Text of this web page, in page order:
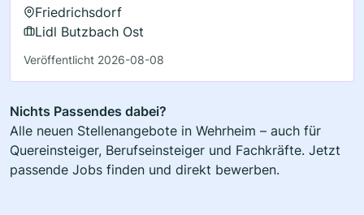
Friedrichsdorf
Lidl Butzbach Ost
Veröffentlicht 2026-08-08
Nichts Passendes dabei?
Alle neuen Stellenangebote in Wehrheim – auch für
Quereinsteiger, Berufseinsteiger und Fachkräfte. Jetzt
passende Jobs finden und direkt bewerben.